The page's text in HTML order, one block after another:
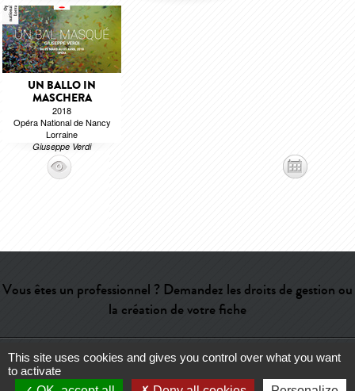
UN BALLO IN
MASCHERA
2018
Opéra National de Nancy
Lorraine
Giuseppe Verdi
Vous êtes un professionnel ? Demandez les droits de gestion ou
la création de votre fiche
Aide-Contact-Admin-Lexique-CGU-Qui sommes-nous ?-
This site uses cookies and gives you control over what you want
to activate